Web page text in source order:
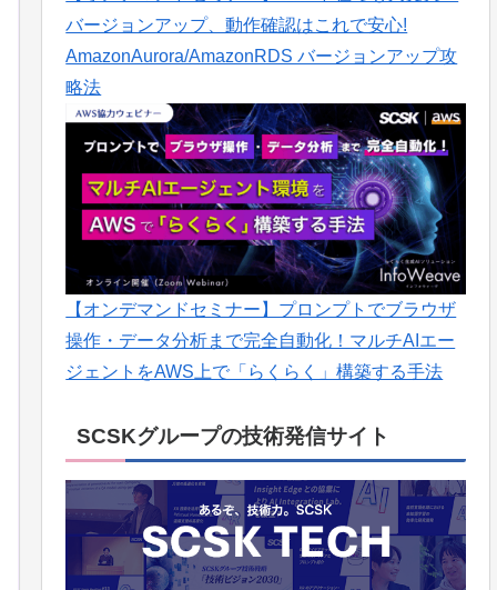
バージョンアップ、動作確認はこれで安心!
AmazonAurora/AmazonRDS バージョンアップ攻
略法
【オンデマンドセミナー】プロンプトでブラウザ
操作・データ分析まで完全自動化！マルチAIエー
ジェントをAWS上で「らくらく」構築する手法
SCSKグループの技術発信サイト